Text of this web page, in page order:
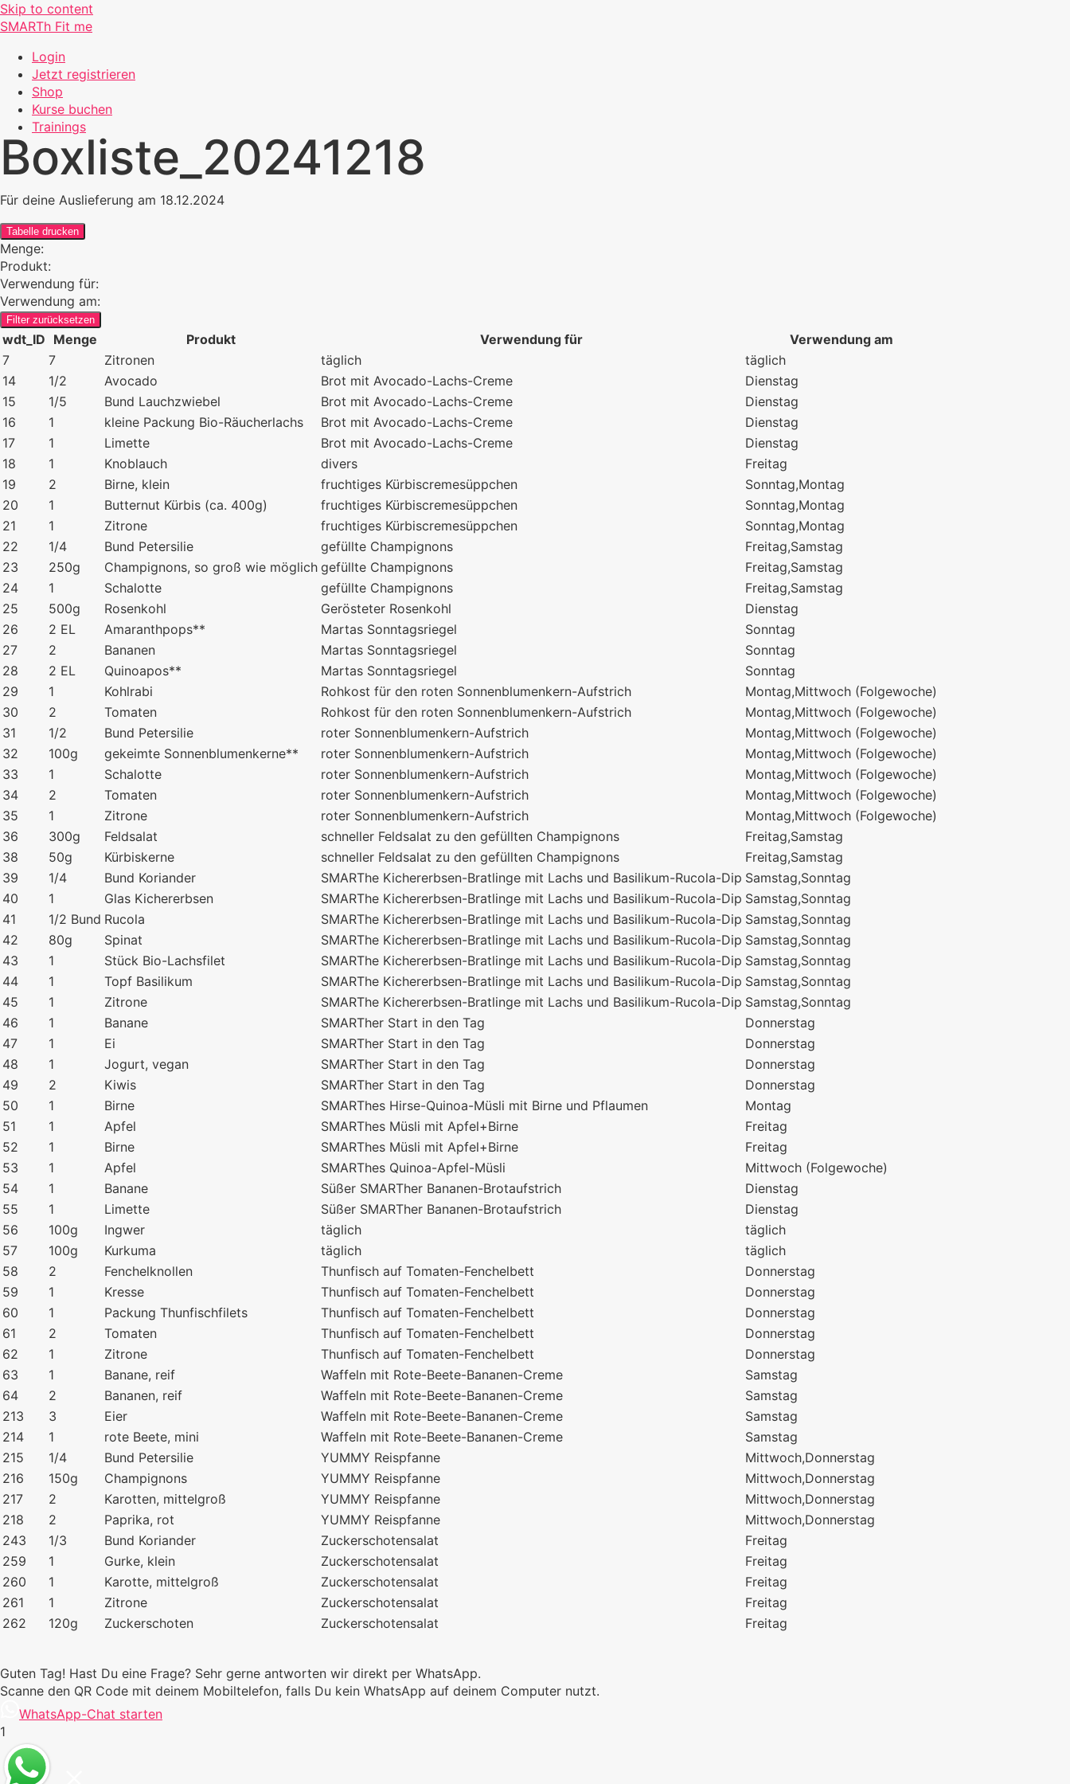
Skip to content
SMARTh Fit me
Login
Jetzt registrieren
Shop
Kurse buchen
Trainings
Boxliste_20241218
Für deine Auslieferung am 18.12.2024
Tabelle drucken
Menge:
Produkt:
Verwendung für:
Verwendung am:
Filter zurücksetzen
wdt_ID Menge Produkt Verwendung für
Verwendung am
7
7 Zitronen täglich
täglich
14
1/2 Avocado Brot mit Avocado-Lachs-Creme
Dienstag
15
1/5 Bund Lauchzwiebel Brot mit Avocado-Lachs-Creme
Dienstag
16
1 kleine Packung Bio-Räucherlachs Brot mit Avocado-Lachs-Creme
Dienstag
17
1 Limette Brot mit Avocado-Lachs-Creme
Dienstag
18
1 Knoblauch divers
Freitag
19
2 Birne, klein fruchtiges Kürbiscremesüppchen
Sonntag,Montag
20
1 Butternut Kürbis (ca. 400g) fruchtiges Kürbiscremesüppchen
Sonntag,Montag
21
1 Zitrone fruchtiges Kürbiscremesüppchen
Sonntag,Montag
22
1/4 Bund Petersilie gefüllte Champignons
Freitag,Samstag
23
250g Champignons, so groß wie möglich gefüllte Champignons
Freitag,Samstag
24
1 Schalotte gefüllte Champignons
Freitag,Samstag
25
500g Rosenkohl Gerösteter Rosenkohl
Dienstag
26
2 EL Amaranthpops** Martas Sonntagsriegel
Sonntag
27
2 Bananen Martas Sonntagsriegel
Sonntag
28
2 EL Quinoapos** Martas Sonntagsriegel
Sonntag
29
1 Kohlrabi Rohkost für den roten Sonnenblumenkern-Aufstrich
Montag,Mittwoch (Folgewoche)
30
2 Tomaten Rohkost für den roten Sonnenblumenkern-Aufstrich
Montag,Mittwoch (Folgewoche)
31
1/2 Bund Petersilie roter Sonnenblumenkern-Aufstrich
Montag,Mittwoch (Folgewoche)
32
100g gekeimte Sonnenblumenkerne** roter Sonnenblumenkern-Aufstrich
Montag,Mittwoch (Folgewoche)
33
1 Schalotte roter Sonnenblumenkern-Aufstrich
Montag,Mittwoch (Folgewoche)
34
2 Tomaten roter Sonnenblumenkern-Aufstrich
Montag,Mittwoch (Folgewoche)
35
1 Zitrone roter Sonnenblumenkern-Aufstrich
Montag,Mittwoch (Folgewoche)
36
300g Feldsalat schneller Feldsalat zu den gefüllten Champignons
Freitag,Samstag
38
50g Kürbiskerne schneller Feldsalat zu den gefüllten Champignons
Freitag,Samstag
39
1/4 Bund Koriander SMARThe Kichererbsen-Bratlinge mit Lachs und Basilikum-Rucola-Dip Samstag,Sonntag
40
1 Glas Kichererbsen SMARThe Kichererbsen-Bratlinge mit Lachs und Basilikum-Rucola-Dip Samstag,Sonntag
41
1/2 Bund Rucola SMARThe Kichererbsen-Bratlinge mit Lachs und Basilikum-Rucola-Dip Samstag,Sonntag
42
80g Spinat SMARThe Kichererbsen-Bratlinge mit Lachs und Basilikum-Rucola-Dip Samstag,Sonntag
43
1 Stück Bio-Lachsfilet SMARThe Kichererbsen-Bratlinge mit Lachs und Basilikum-Rucola-Dip Samstag,Sonntag
44
1 Topf Basilikum SMARThe Kichererbsen-Bratlinge mit Lachs und Basilikum-Rucola-Dip Samstag,Sonntag
45
1 Zitrone SMARThe Kichererbsen-Bratlinge mit Lachs und Basilikum-Rucola-Dip Samstag,Sonntag
46
1 Banane SMARTher Start in den Tag
Donnerstag
47
1 Ei SMARTher Start in den Tag
Donnerstag
48
1 Jogurt, vegan SMARTher Start in den Tag
Donnerstag
49
2 Kiwis SMARTher Start in den Tag
Donnerstag
50
1 Birne SMARThes Hirse-Quinoa-Müsli mit Birne und Pflaumen
Montag
51
1 Apfel SMARThes Müsli mit Apfel+Birne
Freitag
52
1 Birne SMARThes Müsli mit Apfel+Birne
Freitag
53
1 Apfel SMARThes Quinoa-Apfel-Müsli
Mittwoch (Folgewoche)
54
1 Banane Süßer SMARTher Bananen-Brotaufstrich
Dienstag
55
1 Limette Süßer SMARTher Bananen-Brotaufstrich
Dienstag
56
100g Ingwer täglich
täglich
57
100g Kurkuma täglich
täglich
58
2 Fenchelknollen Thunfisch auf Tomaten-Fenchelbett
Donnerstag
59
1 Kresse Thunfisch auf Tomaten-Fenchelbett
Donnerstag
60
1 Packung Thunfischfilets Thunfisch auf Tomaten-Fenchelbett
Donnerstag
61
2 Tomaten Thunfisch auf Tomaten-Fenchelbett
Donnerstag
62
1 Zitrone Thunfisch auf Tomaten-Fenchelbett
Donnerstag
63
1 Banane, reif Waffeln mit Rote-Beete-Bananen-Creme
Samstag
64
2 Bananen, reif Waffeln mit Rote-Beete-Bananen-Creme
Samstag
213
3 Eier Waffeln mit Rote-Beete-Bananen-Creme
Samstag
214
1 rote Beete, mini Waffeln mit Rote-Beete-Bananen-Creme
Samstag
215
1/4 Bund Petersilie YUMMY Reispfanne
Mittwoch,Donnerstag
216
150g Champignons YUMMY Reispfanne
Mittwoch,Donnerstag
217
2 Karotten, mittelgroß YUMMY Reispfanne
Mittwoch,Donnerstag
218
2 Paprika, rot YUMMY Reispfanne
Mittwoch,Donnerstag
243
1/3 Bund Koriander Zuckerschotensalat
Freitag
259
1 Gurke, klein Zuckerschotensalat
Freitag
260
1 Karotte, mittelgroß Zuckerschotensalat
Freitag
261
1 Zitrone Zuckerschotensalat
Freitag
262
120g Zuckerschoten Zuckerschotensalat Freitag
Guten Tag! Hast Du eine Frage? Sehr gerne antworten wir direkt per WhatsApp.
Scanne den QR Code mit deinem Mobiltelefon, falls Du kein WhatsApp auf deinem Computer nutzt.
WhatsApp-Chat starten
1